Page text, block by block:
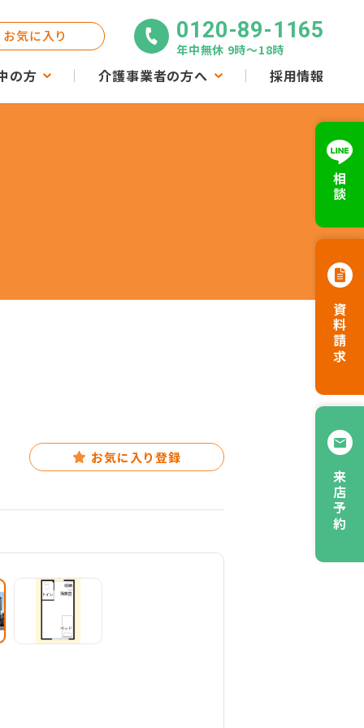
の方 介護事業者の方へ 採用情報
お気に入り 0120-89-1165
年中無休 9時〜18時
相談
資料請求
来店予約
お気に入り登録